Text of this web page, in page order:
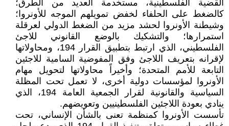
القضية الفلسطينية، مستخدمة العديد من الطرق؛
كالضغط على الحلفاء لخفض تمويلهم الموجه للأونروا؛
وشيطنة الأونروا لحشد مزيد من الضغط الدولي لعرقلة
استمرارها؛ والتشكيك بالوضع القانوني للاجئ
الفلسطيني، الذي ارتبط بتطبيق القرار 194، ومحاولاتها
لإقرانه بتعريف اللاجئ وفق المفوضية السامية للاجئين
التابعة للأمم المتحدة؛ وأخيراً محاولاتها لتحويل مهام
الأونروا لمؤسسات دولية أخرى، لا تعمل تحت المظلة
السياسية والقانونية لقرار الجمعية العامة 194، الذي
ينادي بعودة اللاجئين الفلسطينيين وتعويضهم.
تأسست الأونروا كمنظمة تعنى بالشأن الإنساني، تحت